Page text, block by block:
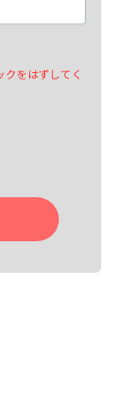
をはずしてく